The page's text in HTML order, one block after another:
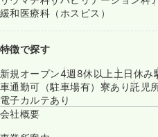
緩和医療科（ホスピス）
特徴で探す
新規オープン4週8休以上 土日休み
車通勤可（駐車場有） 寮あり託児
電子カルテあり
会社概要